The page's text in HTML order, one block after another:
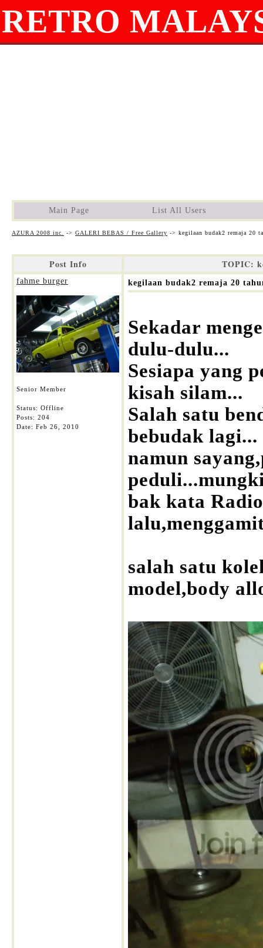
RETRO
Main Page List All Users
AZURA 2008 inc. -> GALERI BEBAS / Free Gallery -> kegilaan budak2 remaja 20
Post Info TOPIC:
fahme burger
Senior Member
Status: Offline
Posts: 204
Date: Feb 26, 2010
kegilaan budak2 remaja 20
Sekadar
dulu-dulu...
Sesiapa yang
kisah silam...
Salah satu
bebudak lagi...
namun
bak kata
salah satu
model,body